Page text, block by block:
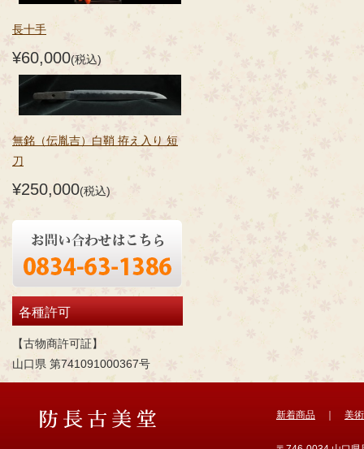
長十手
¥60,000(税込)
無銘（伝胤吉）白鞘 拵え入り 短
刀
¥250,000(税込)
各種許可
【古物商許可証】
山口県 第741091000367号
新着商品 美